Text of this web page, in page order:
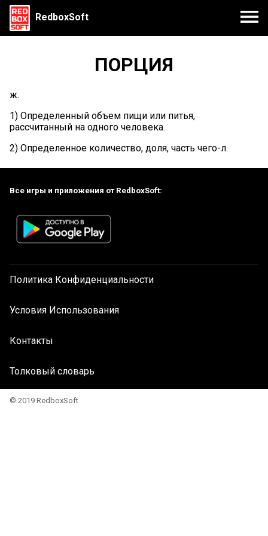
RedboxSoft
ПОРЦИЯ
ж.
1) Определенный объем пищи или питья,
рассчитанный на одного человека.
2) Определенное количество, доля, часть чего-л.
Все игры и приложения от RedboxSoft:
Политика Конфиденциальности
Условия Использования
Контакты
Толковый словарь
© 2019 RedboxSoft